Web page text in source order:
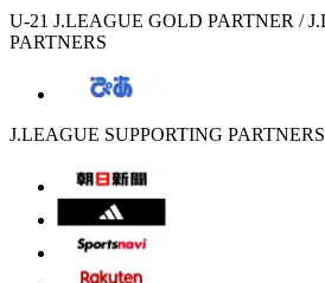
U-21 J.LEAGUE GOLD PARTNER /
PARTNERS
J.LEAGUE SUPPORTING PARTNERS